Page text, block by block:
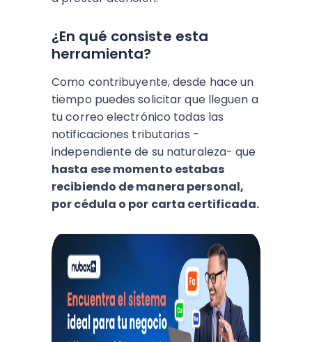
¿En qué consiste esta
herramienta?
Como contribuyente, desde hace un
tiempo puedes solicitar que lleguen a
tu correo electrónico todas las
notificaciones tributarias -
independiente de su naturaleza- que
hasta ese momento estabas
recibiendo de manera personal,
por cédula o por carta certificada.